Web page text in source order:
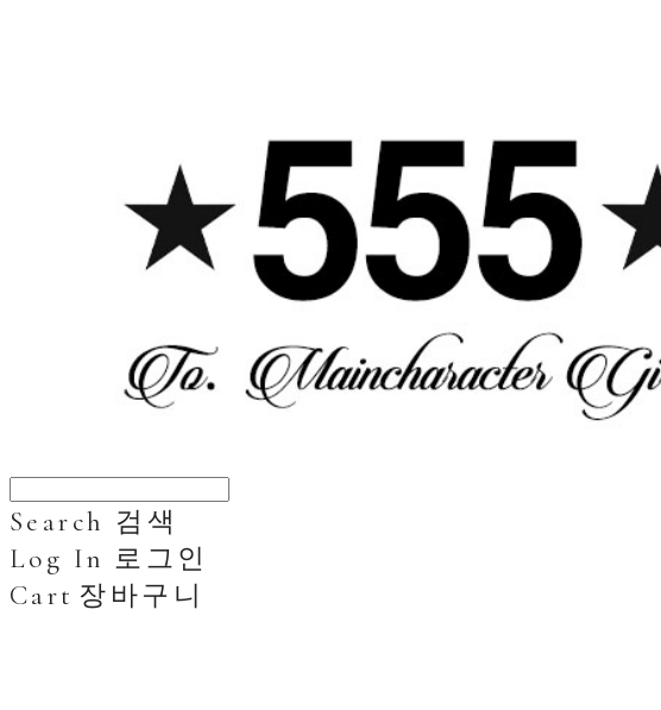
Search 검색
Log In 로그인
Cart 장바구니